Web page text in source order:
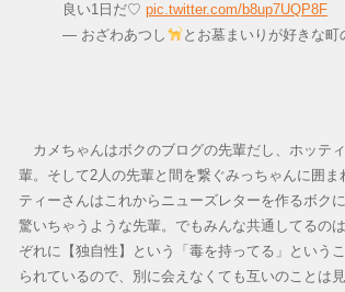
良い1日だ♡ pic.twitter.com/b8up7UQP8F
— おざわあつし
とお墓まいりが好きな
カメちゃんはボクのブログの先輩だし、ホッテ
輩。そして2人の先輩と間を繋ぐみっちゃんに囲
ティーさんはこれからニューズレターを作るボク
驚いちゃうような先輩。でもみんな共通してるの
ぞれに【独自性】という「毒を持ってる」という
られているので、別に会えなくても互いのことは